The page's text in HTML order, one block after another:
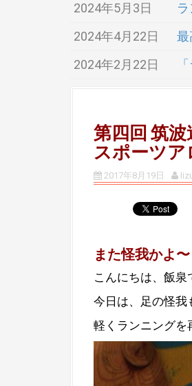
2024年5月3日
2024年4月22日
最
2024年2月22日
第四回 筑
スポーツア
2017年8月19日
また怪我かよ〜
こんにちは、飯泉
今日は、足の怪我
軽くランニングを